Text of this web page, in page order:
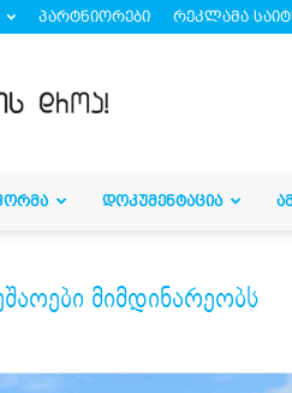
პარტნიორები რეკლამა
ᲓᲝᲙᲣᲛᲔᲜᲢᲐᲪᲘᲐ
მიმდინარეობს